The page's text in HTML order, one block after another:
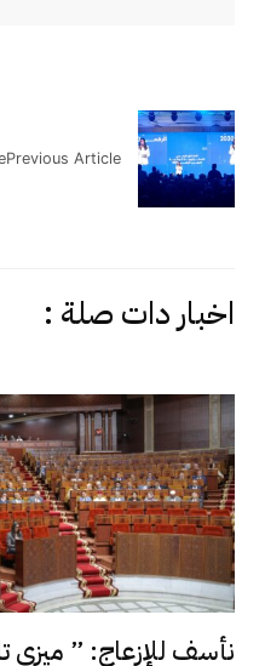
Previous Article
اخبار دات صلة :
نأسف للإزعاج: ” ميزي